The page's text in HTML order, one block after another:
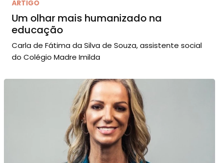
ARTIGO
Um olhar mais humanizado na
educação
Carla de Fátima da Silva de Souza, assistente social
do Colégio Madre Imilda